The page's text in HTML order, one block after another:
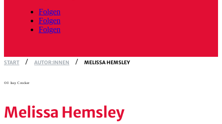
Folgen
Folgen
Folgen
START AUTOR:INNEN MELISSA HEMSLEY
©© Issy Crocker
Melissa Hemsley